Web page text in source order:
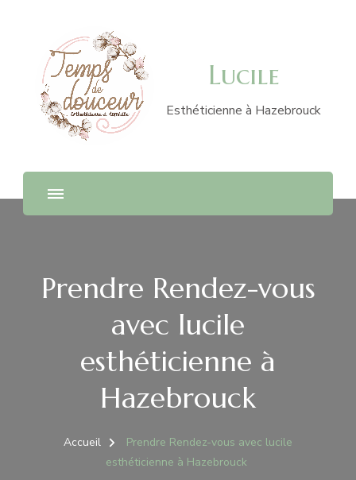
Lucile
Esthéticienne à Hazebrouck
Prendre Rendez-vous
avec lucile
esthéticienne à
Hazebrouck
Accueil
Prendre Rendez-vous avec lucile
esthéticienne à Hazebrouck